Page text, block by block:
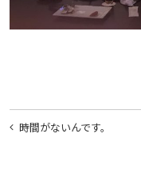
投時間がないんです。